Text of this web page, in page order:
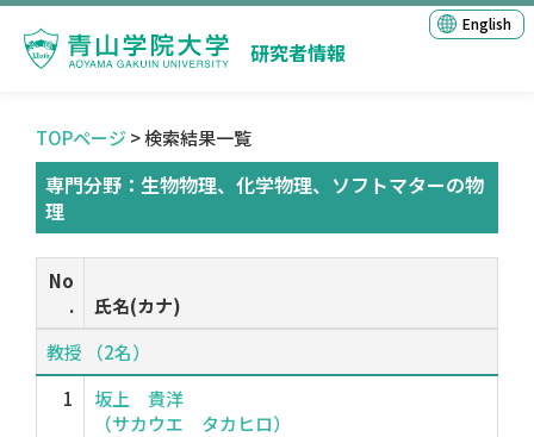
研究者情報
English
TOPページ > 検索結果一覧
専門分野：生物物理、化学物理、ソフトマターの物
理
No
.
氏名(カナ)
教授 （2名）
1
坂上 貴洋
（サカウエ タカヒロ）